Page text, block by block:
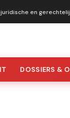
en
DOSSIERS &